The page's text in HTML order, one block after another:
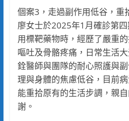
個案3，走過副作用低谷，重
廖女士於2025年1月確診第
用標靶藥物時，經歷了嚴重
嘔吐及骨骼疼痛，日常生活
銓醫師與團隊的耐心照護與
理與身體的焦慮低谷，目前
能重拾原有的生活步調，親
謝。